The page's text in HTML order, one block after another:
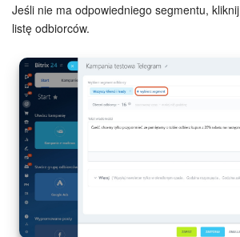
Jeśli nie ma odpowiedniego segmentu, kliknij
listę odbiorców.